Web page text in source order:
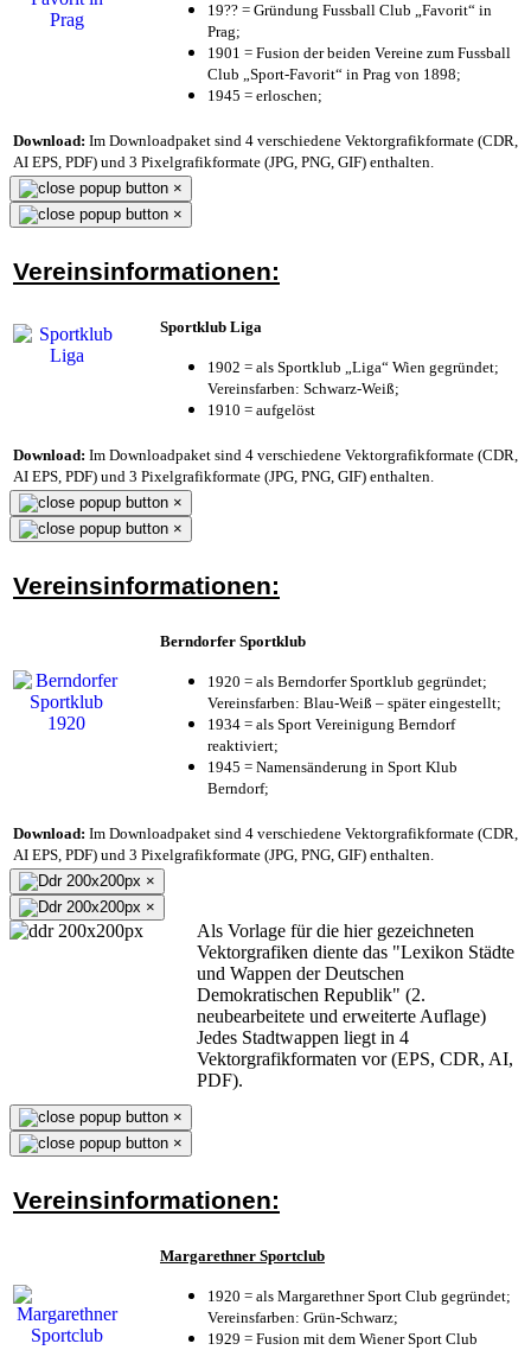
19?? = Gründung Fussball Club „Favorit“ in
Prag;
1901 = Fusion der beiden Vereine zum Fussball
Club „Sport-Favorit“ in Prag von 1898;
1945 = erloschen;
Download: Im Downloadpaket sind 4 verschiedene Vektorgrafikformate (CDR,
AI EPS, PDF) und 3 Pixelgrafikformate (JPG, PNG, GIF) enthalten.
×
×
Vereinsinformationen:
Sportklub Liga
1902 = als Sportklub „Liga“ Wien gegründet;
Vereinsfarben: Schwarz-Weiß;
1910 = aufgelöst
Download: Im Downloadpaket sind 4 verschiedene Vektorgrafikformate (CDR,
AI EPS, PDF) und 3 Pixelgrafikformate (JPG, PNG, GIF) enthalten.
×
×
Vereinsinformationen:
Berndorfer Sportklub
1920 = als Berndorfer Sportklub gegründet;
Vereinsfarben: Blau-Weiß – später eingestellt;
1934 = als Sport Vereinigung Berndorf
reaktiviert;
1945 = Namensänderung in Sport Klub
Berndorf;
Download: Im Downloadpaket sind 4 verschiedene Vektorgrafikformate (CDR,
AI EPS, PDF) und 3 Pixelgrafikformate (JPG, PNG, GIF) enthalten.
×
×
Als Vorlage für die hier gezeichneten
Vektorgrafiken diente das "Lexikon Städte
und Wappen der Deutschen
Demokratischen Republik" (2.
neubearbeitete und erweiterte Auflage)
Jedes Stadtwappen liegt in 4
Vektorgrafikformaten vor (EPS, CDR, AI,
PDF).
×
×
Vereinsinformationen:
Margarethner Sportclub
1920 = als Margarethner Sport Club gegründet;
Vereinsfarben: Grün-Schwarz;
1929 = Fusion mit dem Wiener Sport Club